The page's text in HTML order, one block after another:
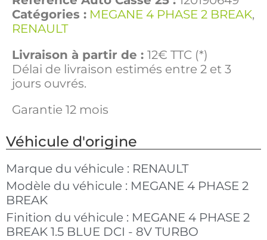
Catégories : MEGANE 4 PHASE 2 BREAK,
RENAULT
Livraison à partir de : 12€ TTC (*)
Délai de livraison estimés entre 2 et 3
jours ouvrés.
Garantie 12 mois
Véhicule d'origine
Marque du véhicule : RENAULT
Modèle du véhicule : MEGANE 4 PHASE 2
BREAK
Finition du véhicule : MEGANE 4 PHASE 2
BREAK 1.5 BLUE DCI - 8V TURBO